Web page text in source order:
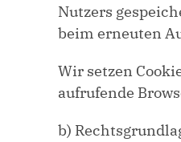
Nutzers
beim erneuten
Wir setzen
aufrufende
b)